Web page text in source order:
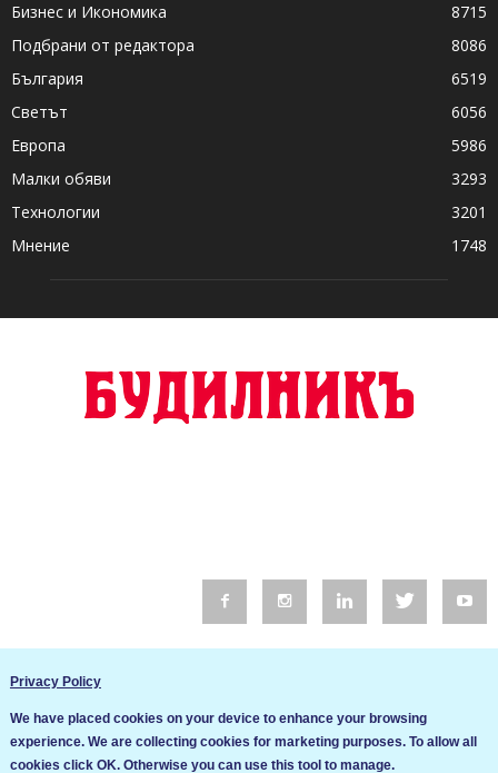
Бизнес и Икономика
8715
Подбрани от редактора
8086
България
6519
Светът
6056
Европа
5986
Малки обяви
3293
Технологии
3201
Мнение
1748
Общи условия
Privacy Policy
We have placed cookies on your device to enhance your browsing
experience. We are collecting cookies for marketing purposes. To allow all
cookies click OK. Otherwise you can use this tool to manage.
Ние използваме бисквитки за да подобрим услугите си. Ако